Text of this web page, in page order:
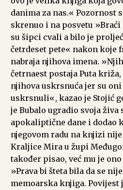
danima za nas.« Pozornost
skrenuo i na posvetu
su šipci cvali a bilo je
četrdeset pete« nakon koje
nabraja njihova imena.
četrnaest postaja Puta
njihova uskrsnuća jer su oni
uskrsnuli«, kazao je Stojić
je Bubalo ugradio svoja živa
apokaliptične dane i dodao
njegovom radu na knjizi
Kraljice Mira u župi
također pisao, već mu je
»Prava bi šteta bila da se
memoarska knjiga. Povijest